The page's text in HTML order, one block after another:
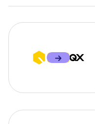
NIEUW